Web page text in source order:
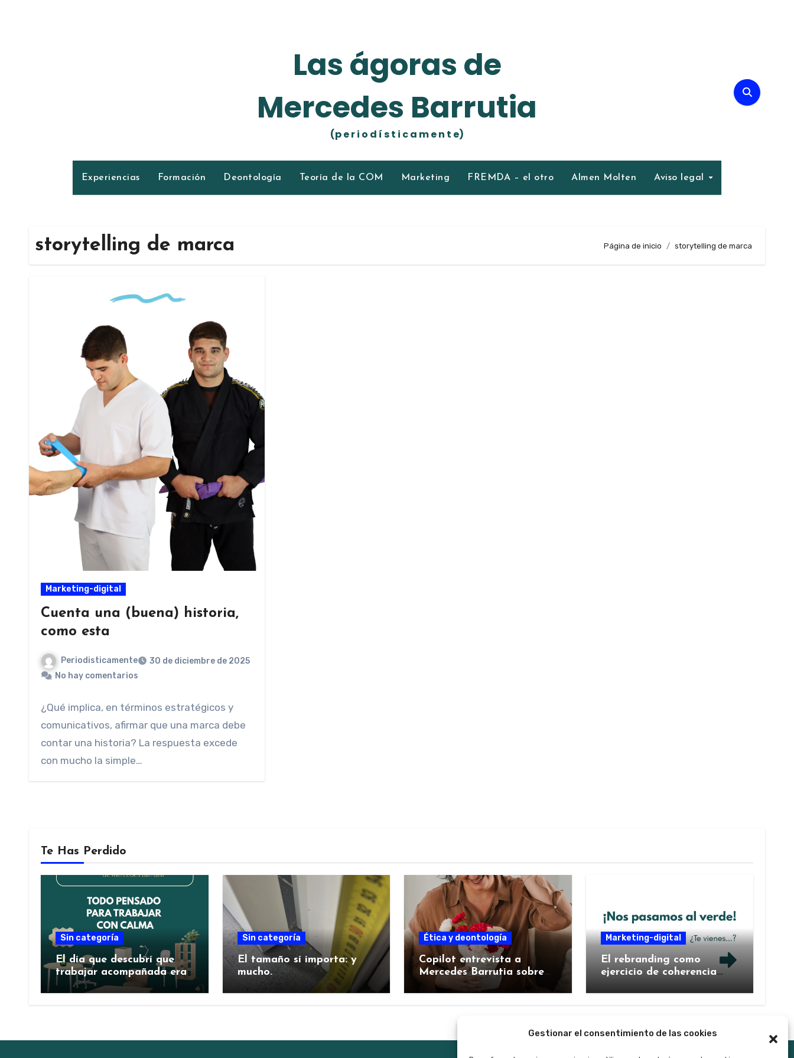
Gestionar el consentimiento de las cookies
Las ágoras de
Mercedes Barrutia
(p e r i o d í s t i c a m e n t e)
Experiencias Formación Deontología Teoría de la COM Marketing FREMDA – el otro Almen Molten Aviso legal
storytelling de marca Página de inicio storytelling de marca
Marketing-digital
Cuenta una (buena) historia,
como esta
Periodisticamente
30 de diciembre de 2025
No hay comentarios
¿Qué implica, en términos estratégicos y
comunicativos, afirmar que una marca debe
contar una historia? La respuesta excede
con mucho la simple…
Te Has Perdido
Sin categoría
El día que descubrí que
trabajar acompañada era
mejor
Sin categoría
El tamaño sí importa: y
mucho.
Ética y deontología
Copilot entrevista a
Mercedes Barrutia sobre
su proyecto fundamental
Marketing-digital
El rebranding como
ejercicio de coherencia
marca decide contarse de